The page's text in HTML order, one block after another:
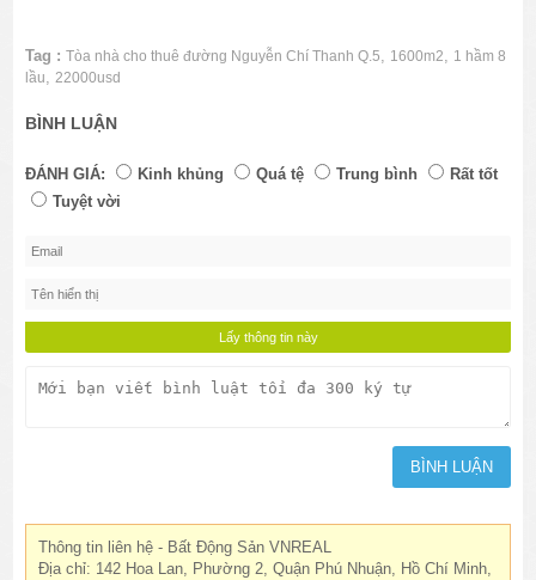
Tag : Tòa nhà cho thuê đường Nguyễn Chí Thanh Q.5, 1600m2, 1 hầm 8
lầu,22000usd
BÌNH LUẬN
ĐÁNH GIÁ: Kinh khủng Quá tệ Trung bình
Rất tốt
Tuyệt vời
Thông tin liên hệ - Bất Động Sản VNREAL
Địa chỉ: 142 Hoa Lan, Phường 2, Quận Phú Nhuận, Hồ Chí Minh,